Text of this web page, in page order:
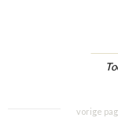
vorige